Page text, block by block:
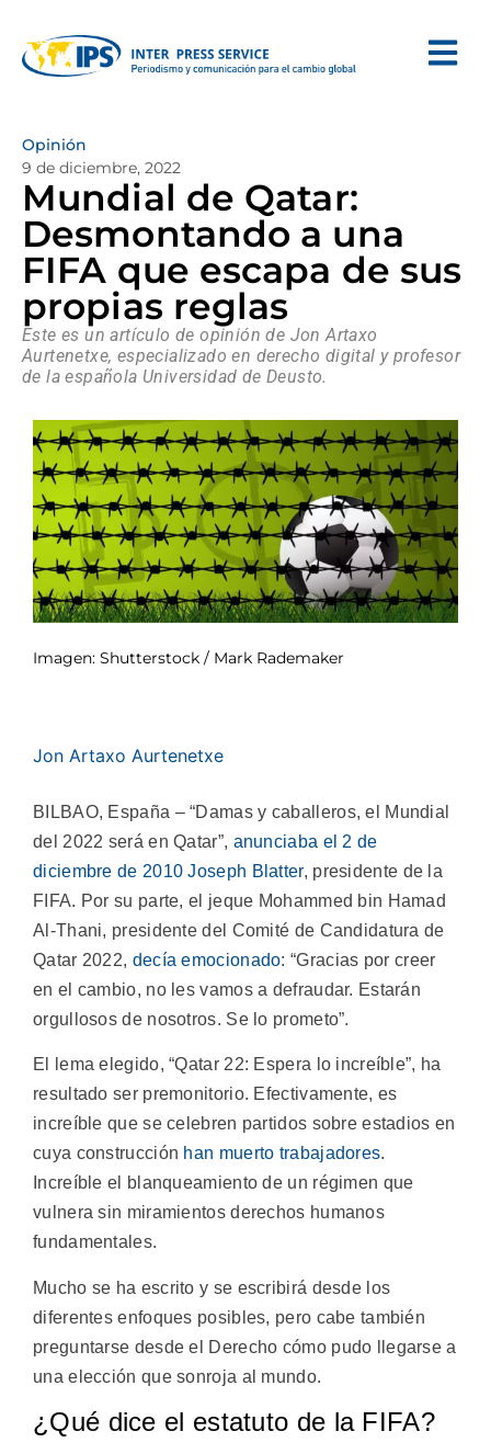
Opinión
9 de diciembre, 2022
Mundial de Qatar:
Desmontando a una
FIFA que escapa de sus
propias reglas
Este es un artículo de opinión de Jon Artaxo
Aurtenetxe, especializado en derecho digital y profesor
de la española Universidad de Deusto.
Imagen: Shutterstock / Mark Rademaker
Jon Artaxo Aurtenetxe
BILBAO, España – “Damas y caballeros, el Mundial
del 2022 será en Qatar”, anunciaba el 2 de
diciembre de 2010 Joseph Blatter, presidente de la
FIFA. Por su parte, el jeque Mohammed bin Hamad
Al-Thani, presidente del Comité de Candidatura de
Qatar 2022, decía emocionado: “Gracias por creer
en el cambio, no les vamos a defraudar. Estarán
orgullosos de nosotros. Se lo prometo”.
El lema elegido, “Qatar 22: Espera lo increíble”, ha
resultado ser premonitorio. Efectivamente, es
increíble que se celebren partidos sobre estadios en
cuya construcción han muerto trabajadores.
Increíble el blanqueamiento de un régimen que
vulnera sin miramientos derechos humanos
fundamentales.
Mucho se ha escrito y se escribirá desde los
diferentes enfoques posibles, pero cabe también
preguntarse desde el Derecho cómo pudo llegarse a
una elección que sonroja al mundo.
¿Qué dice el estatuto de la FIFA?